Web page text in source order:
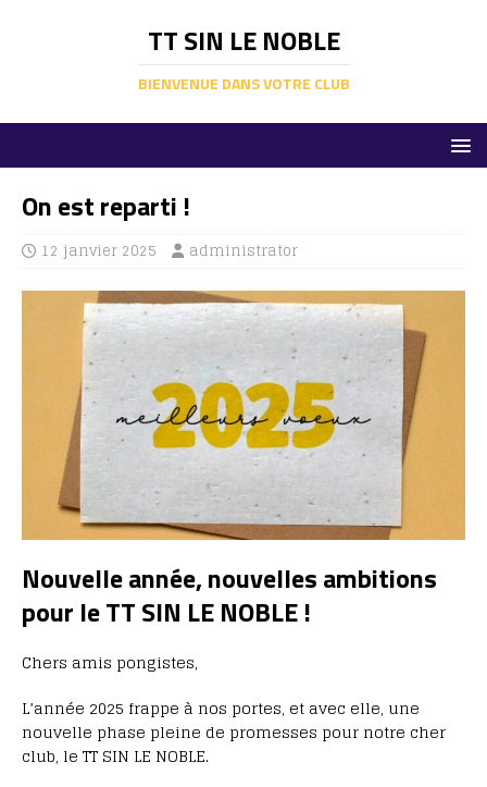
TT SIN LE NOBLE
BIENVENUE DANS VOTRE CLUB
On est reparti !
12 janvier 2025 administrator
Nouvelle année, nouvelles ambitions
pour le TT SIN LE NOBLE !
Chers amis pongistes,
L’année 2025 frappe à nos portes, et avec elle, une
nouvelle phase pleine de promesses pour notre cher
club, le TT SIN LE NOBLE.